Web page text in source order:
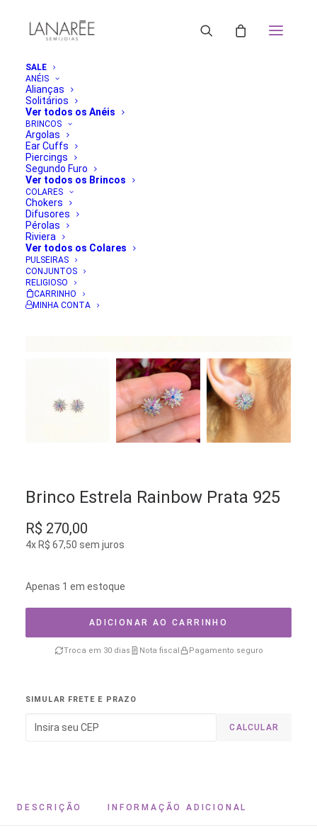
SALE
ANÉIS
Alianças
Solitários
Ver todos os Anéis
BRINCOS
Argolas
Ear Cuffs
Piercings
Segundo Furo
Ver todos os Brincos
COLARES
Chokers
Difusores
Pérolas
Riviera
Ver todos os Colares
PULSEIRAS
CONJUNTOS
RELIGIOSO
CARRINHO
MINHA CONTA
Brinco Estrela Rainbow Prata 925
R$ 270,00
4x R$ 67,50 sem juros
Apenas 1 em estoque
ADICIONAR AO CARRINHO
Troca em 30 dias Nota fiscal Pagamento seguro
SIMULAR FRETE E PRAZO
CALCULAR
DESCRIÇÃO INFORMAÇÃO ADICIONAL